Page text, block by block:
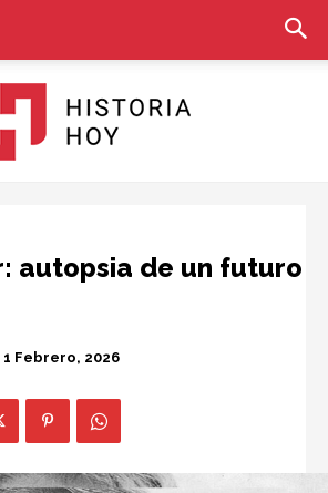
autopsia de un futuro
1 Febrero, 2026